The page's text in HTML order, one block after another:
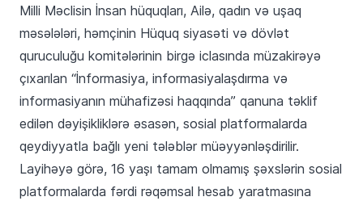
Milli Məclisin İnsan hüquqları, Ailə, qadın və uşaq
məsələləri, həmçinin Hüquq siyasəti və dövlət
quruculuğu komitələrinin birgə iclasında müzakirəyə
çıxarılan “İnformasiya, informasiyalaşdırma və
informasiyanın mühafizəsi haqqında” qanuna təklif
edilən dəyişikliklərə əsasən, sosial platformalarda
qeydiyyatla bağlı yeni tələblər müəyyənləşdirilir.
Layihəyə görə, 16 yaşı tamam olmamış şəxslərin sosial
platformalarda fərdi rəqəmsal hesab yaratmasına